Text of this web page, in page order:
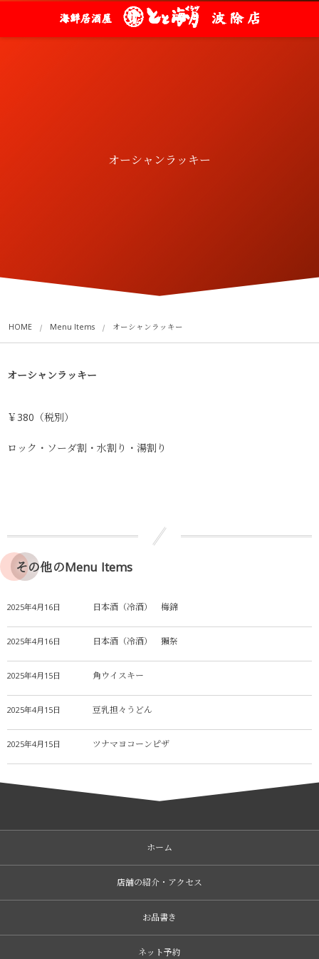
オーシャンラッキー
HOME Menu Items オーシャンラッキー
オーシャンラッキー
￥380（税別）
ロック・ソーダ割・水割り・湯割り
その他のMenu Items
2025年4月16日 日本酒（冷酒） 梅錦
2025年4月16日 日本酒（冷酒） 獺祭
2025年4月15日 角ウイスキー
2025年4月15日 豆乳担々うどん
2025年4月15日 ツナマヨコーンピザ
ホーム
店舗の紹介・アクセス
お品書き
ネット予約